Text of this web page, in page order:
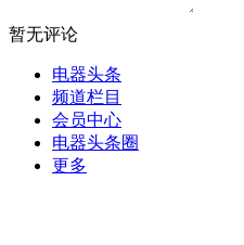
暂无评论
电器头条
频道栏目
会员中心
电器头条圈
更多